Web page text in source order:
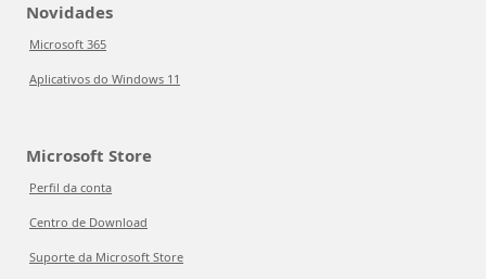
Novidades
Microsoft 365
Aplicativos do Windows 11
Microsoft Store
Perfil da conta
Centro de Download
Suporte da Microsoft Store